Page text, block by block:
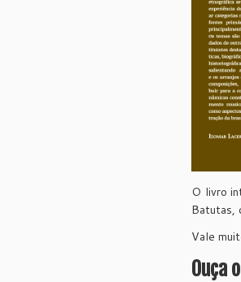
O livro
Batutas,
Vale
Ouça